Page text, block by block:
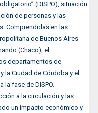
(DISPO), situación
de personas y las
Comprendidas en las
de Buenos Aires
(Chaco), el
departamentos de
la Ciudad de Córdoba y el
la fase de DISPO.
a la circulación y las
un impacto económico y